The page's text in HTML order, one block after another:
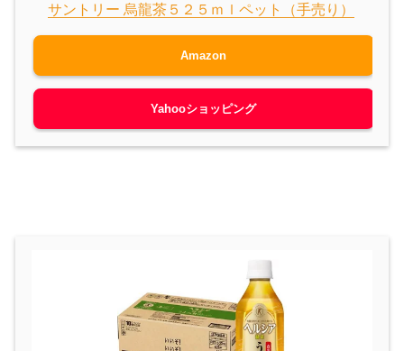
サントリー 烏龍茶５２５ｍｌペット（手売り）
Amazon
Yahooショッピング